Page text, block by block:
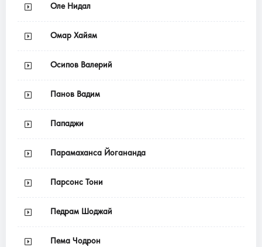
Оле Нидал
Омар Хайям
Осипов Валерий
Панов Вадим
Пападжи
Парамаханса Йогананда
Парсонс Тони
Педрам Шоджай
Пема Чодрон